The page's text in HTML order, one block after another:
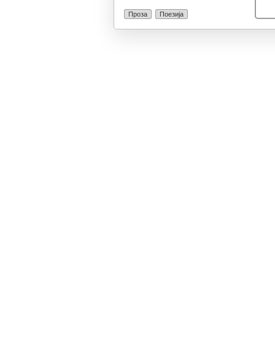
Проза Поезија